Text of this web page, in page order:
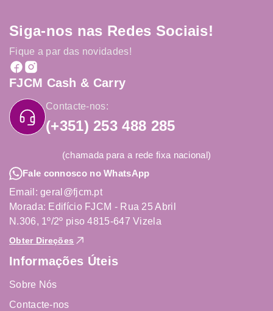
Siga-nos nas Redes Sociais!
Fique a par das novidades!
FJCM Cash & Carry
Contacte-nos:
(+351) 253 488 285
(chamada para a rede fixa nacional)
Fale connosco no WhatsApp
Email: geral@fjcm.pt
Morada: Edifício FJCM - Rua 25 Abril
N.306, 1º/2º piso 4815-647 Vizela
Obter Direções
Informações Úteis
Sobre Nós
Contacte-nos